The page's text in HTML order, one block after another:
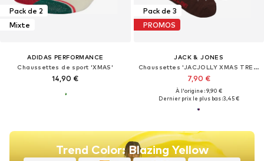
Pack de 2
Mixte
ADIDAS PERFORMANCE
Chaussettes de sport 'XMAS'
14,90 €
Trend Color: Blazing Yellow
Pack de 3
PROMOS
JACK & JONES
Chaussettes 'JACJOLLY XMAS TREE'
7,90 €
À l'origine : 9,90 €
Dernier prix le plus bas :3,45 €